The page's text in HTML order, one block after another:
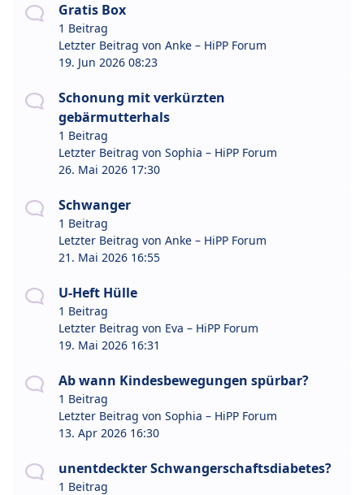
Gratis Box
1 Beitrag
Letzter Beitrag von Anke – HiPP Forum
19. Jun 2026 08:23
Schonung mit verkürzten
gebärmutterhals
1 Beitrag
Letzter Beitrag von Sophia – HiPP Forum
26. Mai 2026 17:30
Schwanger
1 Beitrag
Letzter Beitrag von Anke – HiPP Forum
21. Mai 2026 16:55
U-Heft Hülle
1 Beitrag
Letzter Beitrag von Eva – HiPP Forum
19. Mai 2026 16:31
Ab wann Kindesbewegungen spürbar?
1 Beitrag
Letzter Beitrag von Sophia – HiPP Forum
13. Apr 2026 16:30
unentdeckter Schwangerschaftsdiabetes?
1 Beitrag